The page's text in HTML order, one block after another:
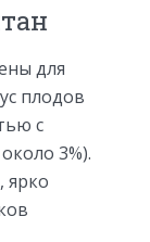
для
плодов
с
3%).
ярко